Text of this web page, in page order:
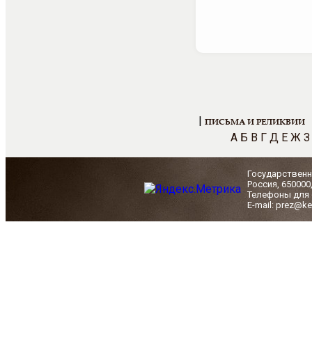
| ПИСЬМА И РЕЛИКВИИ
А Б В Г Д Е Ж З
Россия,
Телефоны для
E-mail: